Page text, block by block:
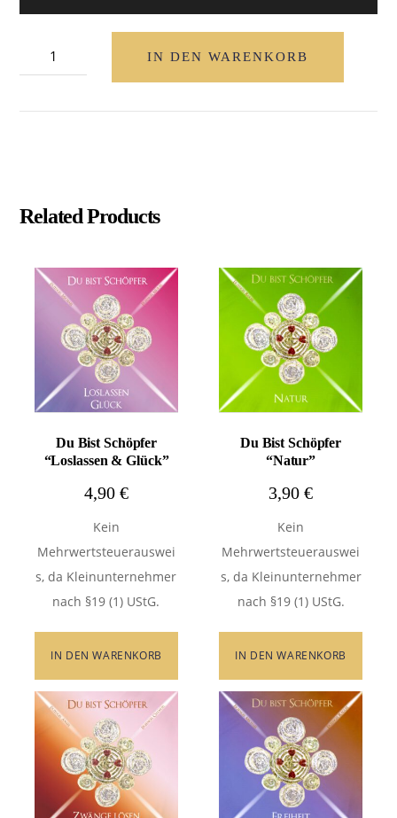
Bist
IN DEN WARENKORB
Related Products
Du Bist Schöpfer
“Loslassen & Glück”
4,90 €
Kein
Mehrwertsteuerauswei
s, da Kleinunternehmer
nach §19 (1) UStG.
IN DEN WARENKORB
Du Bist Schöpfer
“Natur”
3,90€
Kein
Mehrwertsteuerauswei
s, da Kleinunternehmer
nach §19 (1) UStG.
IN DEN WARENKORB